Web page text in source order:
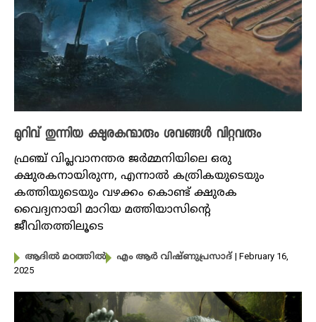
മുറിവ് തുന്നിയ ക്ഷുരകന്മാരും ശവങ്ങൾ വിറ്റവരും
ഫ്രഞ്ച് വിപ്ലവാനന്തര ജർമ്മനിയിലെ ഒരു
ക്ഷുരകനായിരുന്ന, എന്നാൽ കത്രികയുടെയും
കത്തിയുടെയും വഴക്കം കൊണ്ട് ക്ഷുരക
വൈദ്യനായി മാറിയ മത്തിയാസിന്റെ
ജീവിതത്തിലൂടെ
ആദിൽ മഠത്തിൽ എം ആർ വിഷ്ണുപ്രസാദ് | February 16,
2025